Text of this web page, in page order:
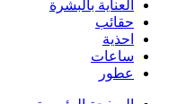
العناية بالبشرة
حقائب
احذية
ساعات
عطور